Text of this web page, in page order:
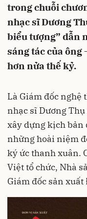
trong chuỗi
nhạc sĩ Dương
biểu tượng” dẫn
sáng tác của
hơn nửa thế kỷ.
Là Giám đốc nghệ
nhạc sĩ Dương
xây dựng kịch bản
những hoài niệm
ký ức thanh xuân.
Việt tổ chức, Nhà
Giám đốc sản